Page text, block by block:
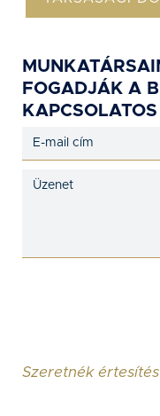
FOGADJÁK A
Szeretnék